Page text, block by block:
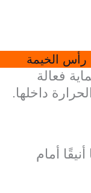
رأس الخيمة
فعالة
داخلها.
أمام